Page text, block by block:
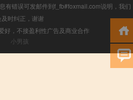
有错误可发邮件到f_fb#foxmail.com说明，我们
及时纠正，谢谢
好，不接盈利性广告及商业合作
小男孩